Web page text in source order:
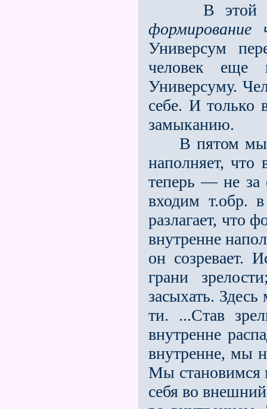
В этой
формирование
Универсум
человек еще
Универсуму.
себе. И только
замыканию.
В пятом мы
наполняет, что
теперь — не за
входим т.обр.
разлагает, что
внутренне
он созревает.
грани
засыхать.
ти. ...Став
внутренне
внутренне, мы
Мы становимся
себя во